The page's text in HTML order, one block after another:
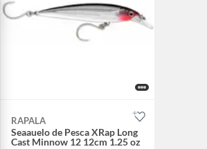
RAPALA
Seaauelo de Pesca XRap Long
Cast Minnow 12 12cm 1.25 oz